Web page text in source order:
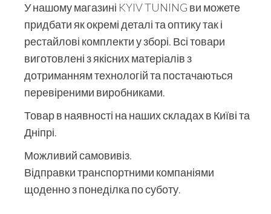
У нашому магазині KYIV TUNING ви можете
придбати як окремі деталі та оптику так і
рестайлові комплекти у зборі. Всі товари
виготовлені з якісних матеріалів з
дотриманням технологій та постачаються
перевіреними виробниками.
Товар в наявності на наших складах в Київі та
Дніпрі.
Можливий самовивіз.
Відправки транспортними компаніями
щоденно з понеділка по суботу.